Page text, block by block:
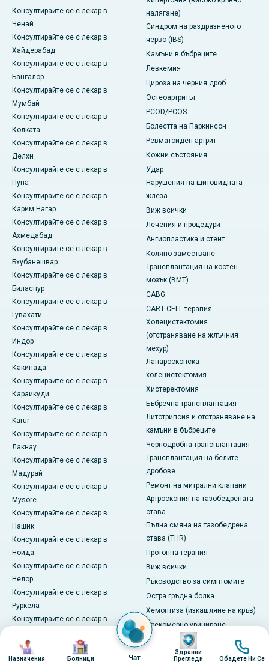
Консултирайте се с лекар в
Ченай
Консултирайте се с лекар в
Хайдерабад
Консултирайте се с лекар в
Бангалор
Консултирайте се с лекар в
Мумбай
Консултирайте се с лекар в
Колката
Консултирайте се с лекар в
Делхи
Консултирайте се с лекар в
Пуна
Консултирайте се с лекар в
Карим Нагар
Консултирайте се с лекар в
Ахмедабад
Консултирайте се с лекар в
Бхубанешвар
Консултирайте се с лекар в
Биласпур
Консултирайте се с лекар в
Гувахати
Консултирайте се с лекар в
Индор
Консултирайте се с лекар в
Какинада
Консултирайте се с лекар в
Караикуди
Консултирайте се с лекар в
Karur
Консултирайте се с лекар в
Лакнау
Консултирайте се с лекар в
Мадурай
Консултирайте се с лекар в
Mysore
Консултирайте се с лекар в
Нашик
Консултирайте се с лекар в
Нойда
Консултирайте се с лекар в
Нелор
Консултирайте се с лекар в
Руркела
Консултирайте се с лекар в
Консултирайте се с лекар във
Vizag
налягане)
Синдром на раздразненото
черво (IBS)
Камъни в бъбреците
Левкемия
Цироза на черния дроб
Остеоартритът
PCOD/PCOS
Болестта на Паркинсон
Ревматоиден артрит
Кожни състояния
Удар
Нарушения на щитовидната
жлеза
Виж всички
Лечения и процедури
Ангиопластика и стент
Коляно заместване
Трансплантация на костен
мозък (BMT)
CABG
CART CELL терапия
Холецистектомия
(отстраняване на жлъчния
мехур)
Лапароскопска
холецистектомия
Хистеректомия
Бъбречна трансплантация
Литотрипсия и отстраняване на
камъни в бъбреците
Чернодробна трансплантация
Трансплантация на белите
дробове
Ремонт на митрални клапани
Артроскопия на тазобедрената
става
Пълна смяна на тазобедрена
става (THR)
Протонна терапия
Виж всички
Ръководство за симптомите
Остра гръдна болка
Хемоптиза (изкашляне на кръв)
Прекомерно уриниране
Замъглено зрение
Парализа или тежко изтръпване
Изображение
Назначения
Изображение
Болници Чат
Изображение
Здравни
Прегледи
Обадете Ни Се